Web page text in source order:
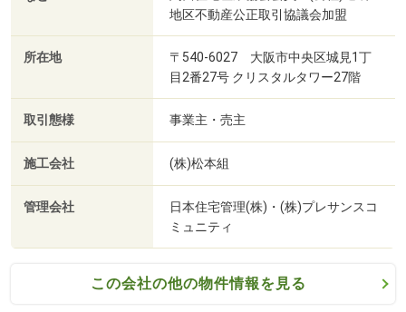
堀内チキンライス(徒歩5分・約340m)
地区不動産公正取引協議会加盟
所在地
〒540-6027 大阪市中央区城見1丁
目2番27号 クリスタルタワー27階
取引態様 事業主・売主
施工会社 (株)松本組
管理会社
日本住宅管理(株)・(株)プレサンスコ
ミュニティ
この会社の他の物件情報を見る